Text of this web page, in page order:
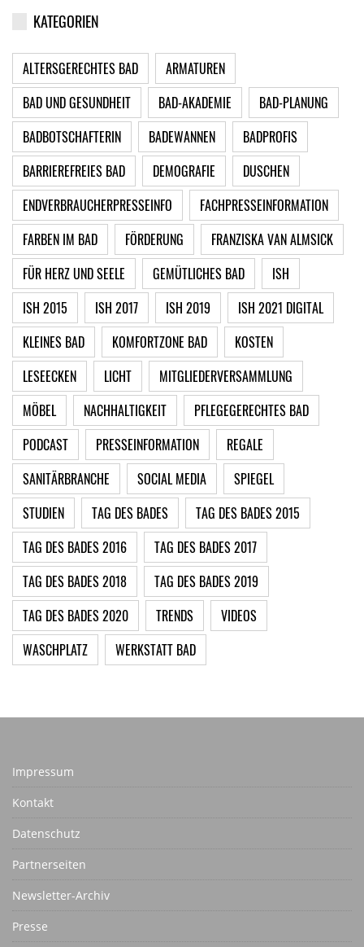
KATEGORIEN
ALTERSGERECHTES BAD
ARMATUREN
BAD UND GESUNDHEIT
BAD-AKADEMIE
BAD-PLANUNG
BADBOTSCHAFTERIN
BADEWANNEN
BADPROFIS
BARRIEREFREIES BAD
DEMOGRAFIE
DUSCHEN
ENDVERBRAUCHERPRESSEINFO
FACHPRESSEINFORMATION
FARBEN IM BAD
FÖRDERUNG
FRANZISKA VAN ALMSICK
FÜR HERZ UND SEELE
GEMÜTLICHES BAD
ISH
ISH 2015
ISH 2017 ISH 2019
ISH 2021 DIGITAL
KLEINES BAD
KOMFORTZONE BAD
KOSTEN
LESEECKEN
LICHT
MITGLIEDERVERSAMMLUNG
MÖBEL
NACHHALTIGKEIT
PFLEGEGERECHTES BAD
PODCAST
PRESSEINFORMATION
REGALE
SANITÄRBRANCHE
SOCIAL MEDIA
SPIEGEL
STUDIEN
TAG DES BADES
TAG DES BADES 2015
TAG DES BADES 2016
TAG DES BADES 2017
TAG DES BADES 2018
TAG DES BADES 2019
TAG DES BADES 2020
TRENDS
VIDEOS
WASCHPLATZ
WERKSTATT BAD
Impressum
Kontakt
Datenschutz
Partnerseiten
Newsletter-Archiv
Presse